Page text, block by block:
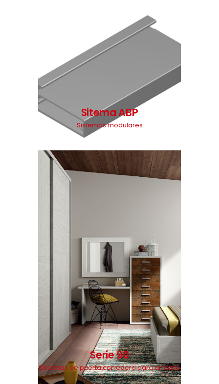
Sitema ABP
Sistemas modulares
Serie 90
Sistemas de puerta corredera para armario